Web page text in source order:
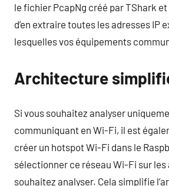
le fichier PcapNg créé par TShark et
d’en extraire toutes les adresses IP
lesquelles vos équipements
Architecture
Si vous souhaitez analyser
communiquant en Wi-Fi, il est
créer un hotspot Wi-Fi dans le
sélectionner ce réseau Wi-Fi sur les
souhaitez analyser. Cela simplifie